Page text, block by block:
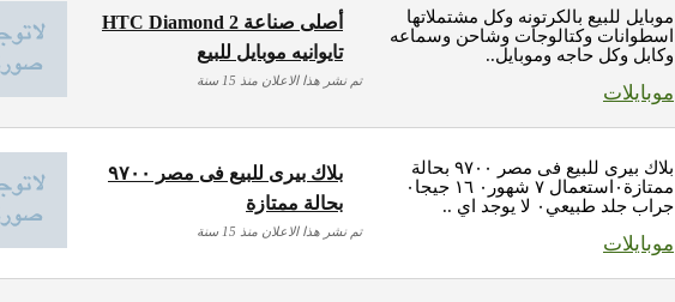
موبايل للبيع بالكرتونه وكل مشتملاتها
اسطوانات وكتالوجات وشاحن وسماعه
وكابل وكل حاجه وموبايل..
موبايلات
HTC Diamond 2 أصلى صناعة
تايوانيه موبايل للبيع
تم نشر هذا الاعلان منذ 15 سنة
بلاك بيرى للبيع فى مصر ٩٧٠٠ بحالة
ممتازة٠استعمال ٧ شهور٠ ١٦ جيجا٠
جراب جلد طبيعي٠ لا يوجد اي ..
موبايلات
بلاك بيرى للبيع فى مصر ٩٧٠٠
بحالة ممتازة
تم نشر هذا الاعلان منذ 15 سنة